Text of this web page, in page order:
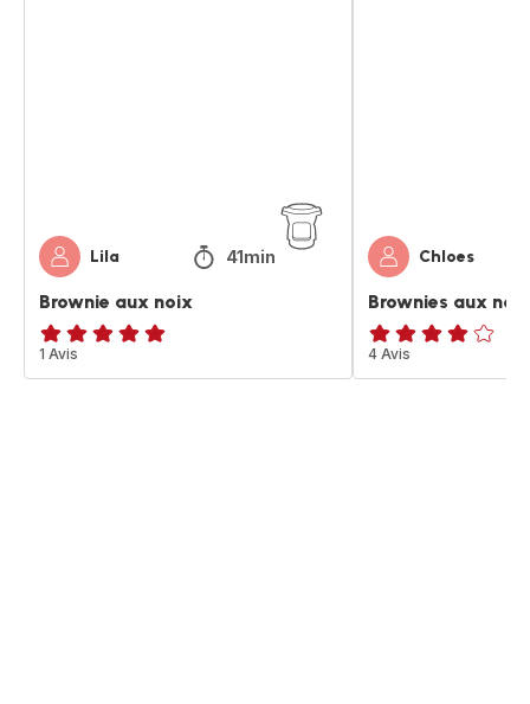
Lila 41min
Brownie aux noix
Avis
5
1 Avis
Chloes
Brownies aux noix
Avis
4
4 Avis